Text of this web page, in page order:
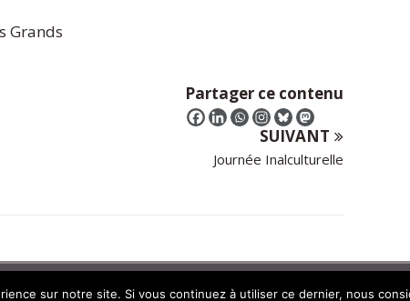
Grands
Partager ce contenu
SUIVANT
Journée Inalculturelle
sur notre site. Si vous continuez à utiliser ce dernier, nous